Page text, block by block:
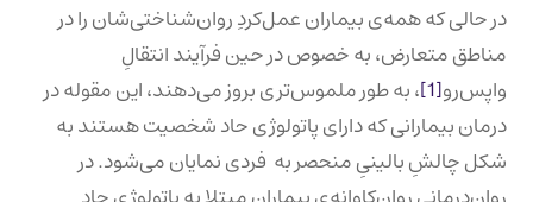
در حالی که همه‌‌ی بیماران عمل‌کردِ روان‌شناختی‌شان را در
مناطق متعارض، به خصوص در حین فرآیند انتقالِ
واپس‌رو[1] ، به طور ملموس‌تری بروز می‌دهند، این مقوله در
درمان بیمارانی که دارای پاتولوژی حاد شخصیت هستند به
شکل چالشِ بالینیِ منحصر به فردی نمایان می‌شود. در